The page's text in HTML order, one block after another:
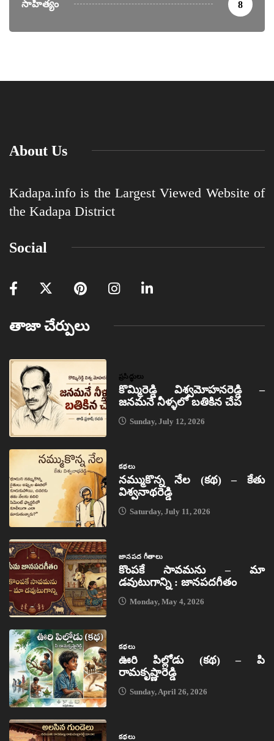
సాహిత్యం 8
About Us
Kadapa.info is the Largest Viewed Website of
the Kadapa District
Social
తాజా చేర్పులు
ప్రసిద్ధులు
కొమ్మిరెడ్డి విశ్వమోహనరెడ్డి –
జనమనే నీళ్ళలో బతికిన చేప
Sunday, July 12, 2026
కథలు
నమ్ముకొన్న నేల (కథ) – కేతు
విశ్వనాథరెడ్డి
Saturday, July 11, 2026
జానపద గీతాలు
కొంపకే సావమను – మా
డవుటుగాన్ని : జానపదగీతం
Monday, May 4, 2026
కథలు
ఊరి పిల్లోడు (కథ) – పి
రామకృష్ణారెడ్డి
Sunday, April 26, 2026
కథలు